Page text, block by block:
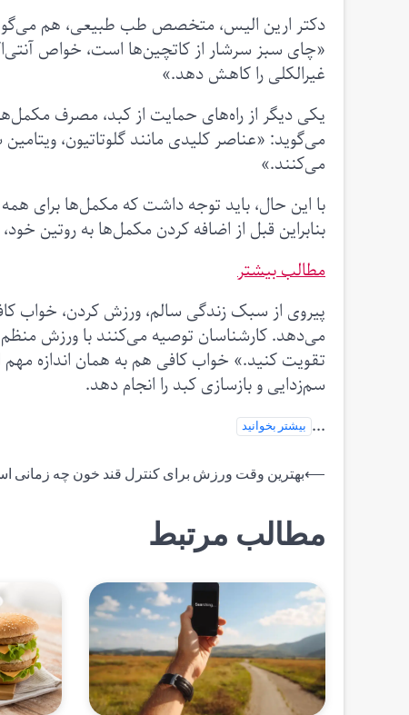
دکتر ارین الیس، متخصص طب طبیعی، هم
«چای سبز سرشار از کاتچین‌ها است، خواص
غیرالکلی را کاهش دهد.»
یکی دیگر از راه‌های حمایت از کبد، مصرف
می‌گوید: «عناصر کلیدی مانند گلوتاتیون،
می‌کنند.»
با این حال، باید توجه داشت که مکمل‌ها برای
بنابراین قبل از اضافه کردن مکمل‌ها به
مطالب بیشتر
پیروی از سبک زندگی سالم، ورزش کردن، خواب
می‌دهد. کارشناسان توصیه می‌کنند با ورزش
تقویت کنید.» خواب کافی هم به همان اندازه
سم‌زدایی و بازسازی کبد را انجام دهد.
...
بیشتر بخوانید
راهبری
⟵بهترین وقت ورزش برای کنترل قند خون چه زمانی
مطالب مرتبط